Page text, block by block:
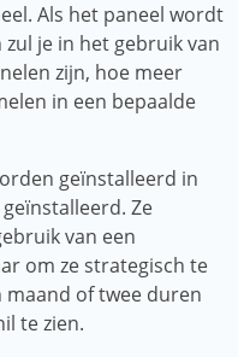
Als het paneel wordt
je in het gebruik van
zijn, hoe meer
in een bepaalde
geïnstalleerd in
Ze
van een
om ze strategisch te
maand of twee duren
te zien.